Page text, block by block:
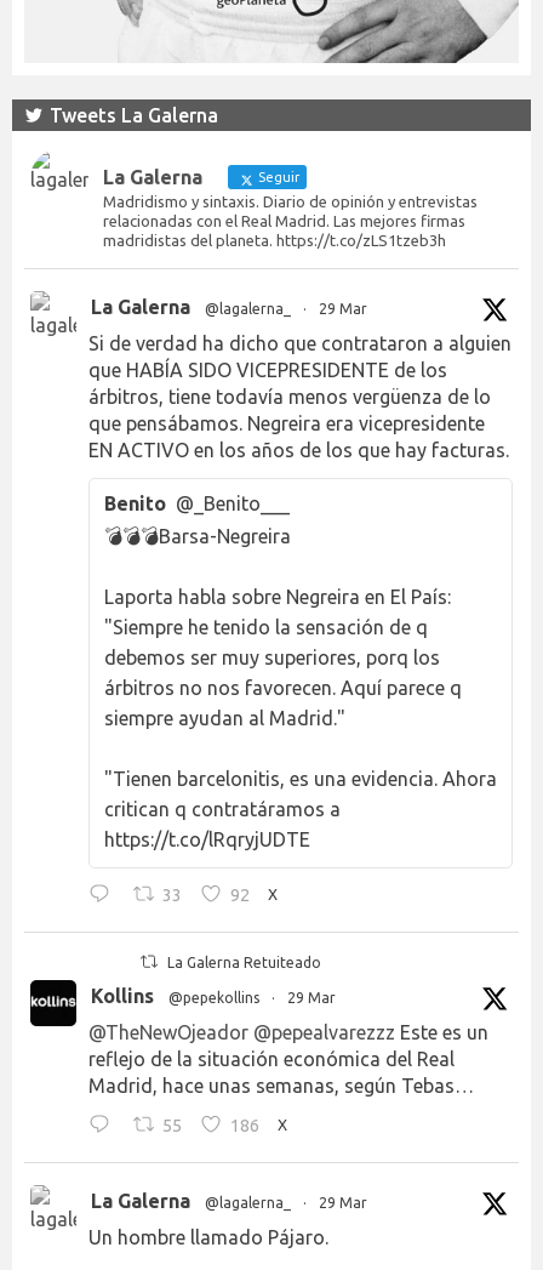
Tweets La Galerna
La Galerna Seguir
Madridismo y sintaxis. Diario de opinión y entrevistas
relacionadas con el Real Madrid. Las mejores firmas
madridistas del planeta. https://t.co/zLS1tzeb3h
La Galerna @lagalerna_ · 29 Mar
Si de verdad ha dicho que contrataron a alguien
que HABÍA SIDO VICEPRESIDENTE de los
árbitros, tiene todavía menos vergüenza de lo
que pensábamos. Negreira era vicepresidente
EN ACTIVO en los años de los que hay facturas.
Benito @_Benito___
💣💣💣Barsa-Negreira
Laporta habla sobre Negreira en El País:
"Siempre he tenido la sensación de q
debemos ser muy superiores, porq los
árbitros no nos favorecen. Aquí parece q
siempre ayudan al Madrid."
"Tienen barcelonitis, es una evidencia. Ahora
critican q contratáramos a
https://t.co/lRqryjUDTE
33 92 X
La Galerna Retuiteado
Kollins @pepekollins · 29 Mar
@TheNewOjeador @pepealvarezzz Este es un
reflejo de la situación económica del Real
Madrid, hace unas semanas, según Tebas…
55 186 X
La Galerna @lagalerna_ · 29 Mar
Un hombre llamado Pájaro.